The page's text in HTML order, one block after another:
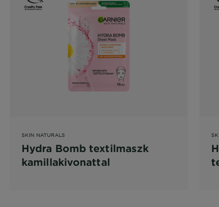
SKIN NATURALS
Hydra Bomb textilmaszk
kamillakivonattal